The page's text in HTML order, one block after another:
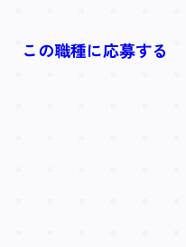
この職種に応募する